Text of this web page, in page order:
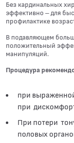
Без кардинальных
эффективно – для
профилактике
В подавляющем
положительный
манипуляций.
Процедура
при
при
При потери
половых